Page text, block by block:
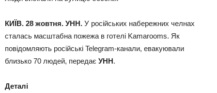
КИЇВ. 28 жовтня. УНН. У російських набережних челнах
сталась масштабна пожежа в готелі Kamarooms. Як
повідомляють російські Telegram-канали, евакуювали
близько 70 людей, передає УНН.
Деталі